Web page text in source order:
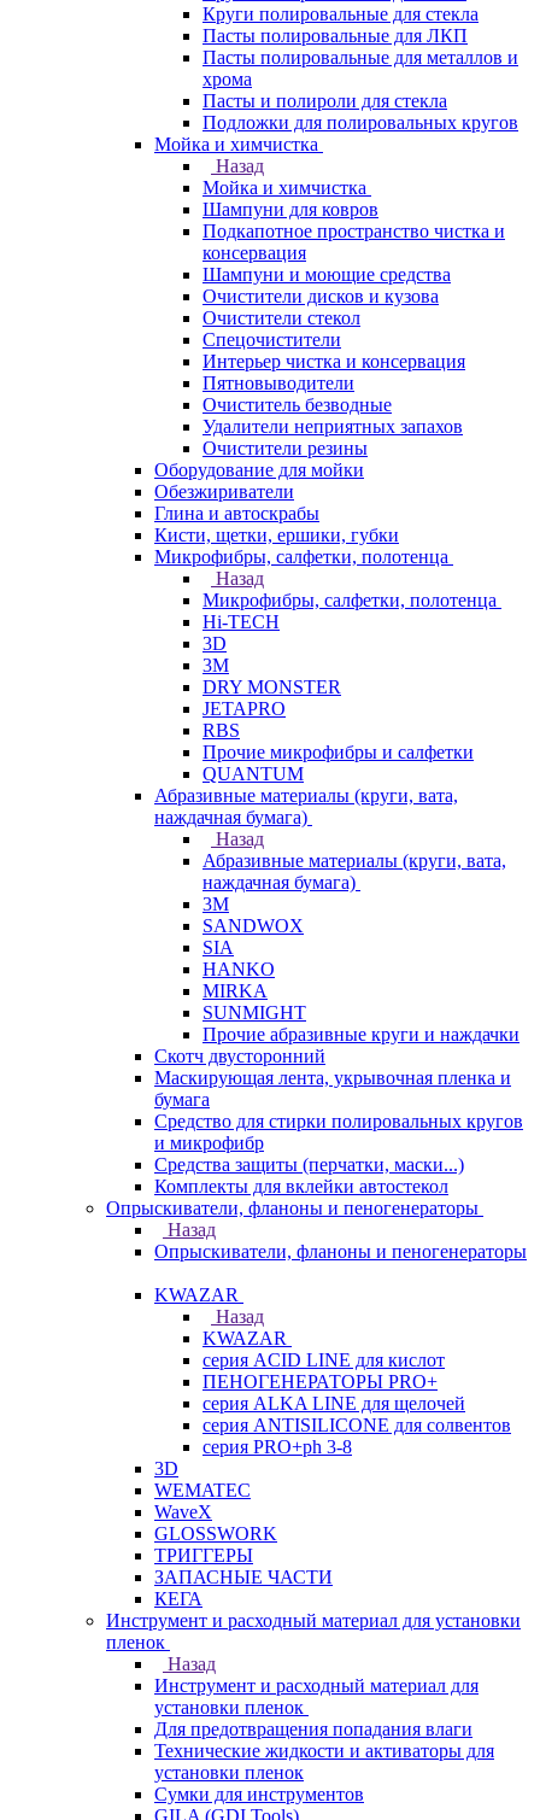
Круги полировальные для стекла
Пасты полировальные для ЛКП
Пасты полировальные для металлов и
хрома
Пасты и полироли для стекла
Подложки для полировальных кругов
Мойка и химчистка
Назад
Мойка и химчистка
Шампуни для ковров
Подкапотное пространство чистка и
консервация
Шампуни и моющие средства
Очистители дисков и кузова
Очистители стекол
Спецочистители
Интерьер чистка и консервация
Пятновыводители
Очиститель безводные
Удалители неприятных запахов
Очистители резины
Оборудование для мойки
Обезжириватели
Глина и автоскрабы
Кисти, щетки, ершики, губки
Микрофибры, салфетки, полотенца
Назад
Микрофибры, салфетки, полотенца
Hi-TECH
3D
3М
DRY MONSTER
JETAPRO
RBS
Прочие микрофибры и салфетки
QUANTUM
Абразивные материалы (круги, вата,
наждачная бумага)
Назад
Абразивные материалы (круги, вата,
наждачная бумага)
3М
SANDWOX
SIA
HANKO
MIRKA
SUNMIGHT
Прочие абразивные круги и наждачки
Скотч двусторонний
Маскирующая лента, укрывочная пленка и
бумага
Средство для стирки полировальных кругов
и микрофибр
Средства защиты (перчатки, маски...)
Комплекты для вклейки автостекол
Опрыскиватели, фланоны и пеногенераторы
Назад
Опрыскиватели, фланоны и пеногенераторы
KWAZAR
Назад
KWAZAR
серия ACID LINE для кислот
ПЕНОГЕНЕРАТОРЫ PRO+
серия ALKA LINE для щелочей
серия ANTISILICONE для солвентов
серия PRO+ph 3-8
3D
WEMATEC
WaveX
GLOSSWORK
ТРИГГЕРЫ
ЗАПАСНЫЕ ЧАСТИ
КЕГА
Инструмент и расходный материал для установки
пленок
Назад
Инструмент и расходный материал для
установки пленок
Для предотвращения попадания влаги
Технические жидкости и активаторы для
установки пленок
Сумки для инструментов
GILA (GDI Tools)